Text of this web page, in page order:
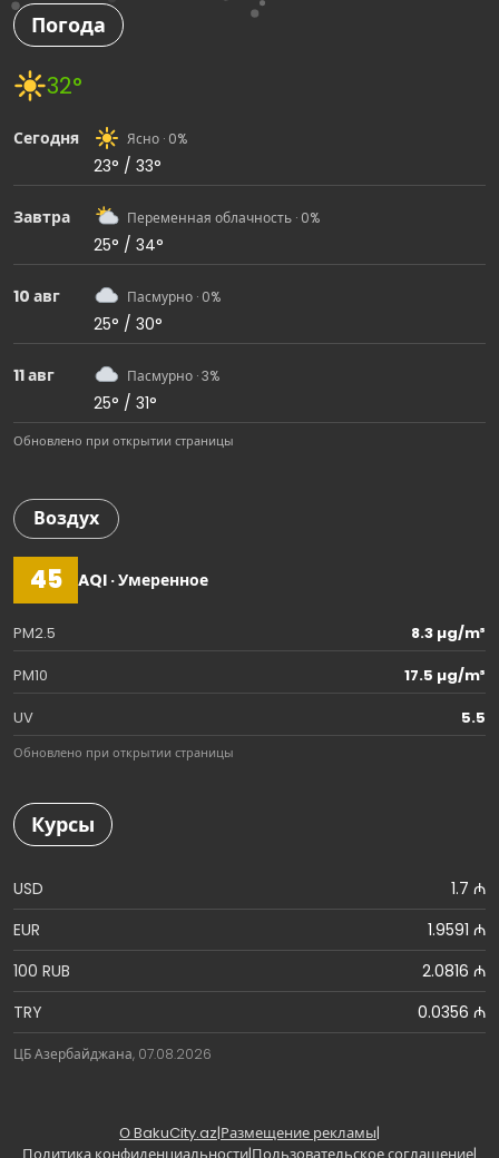
Погода
32°
Сегодня Ясно · 0%
23° / 33°
Завтра Переменная облачность · 0%
25° / 34°
10 авг Пасмурно · 0%
25° / 30°
11 авг Пасмурно · 3%
25° / 31°
Обновлено при открытии страницы
Воздух
45 AQI · Умеренное
PM2.5
8.3 µg/m³
PM10
17.5 µg/m³
UV
5.5
Обновлено при открытии страницы
Курсы
USD
1.7 ₼
EUR
1.9591 ₼
100 RUB
2.0816 ₼
TRY
0.0356 ₼
ЦБ Азербайджана, 07.08.2026
О BakuCity.az|Размещение рекламы|